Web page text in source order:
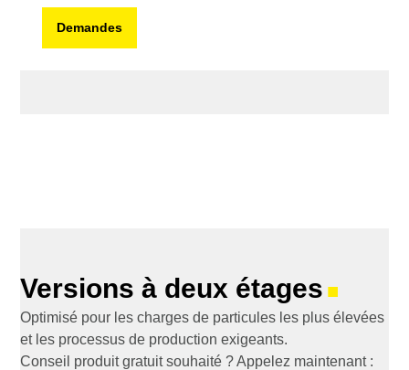
Demandes
Versions à deux étages ■
Optimisé pour les charges de particules les plus élevées
et les processus de production exigeants.
Conseil produit gratuit souhaité ? Appelez maintenant :